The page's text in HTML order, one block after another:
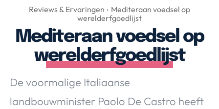
Over Valerie
Over Valerie
De Top 5
Contact
VALERIE'S CHOICE
Reviews & Ervaringen
Mediteraan voedsel op
werelderfgoedlijst
Mediteraan voedsel op
werelderfgoedlijst
De voormalige Italiaanse
landbouwminister Paolo De Castro heeft